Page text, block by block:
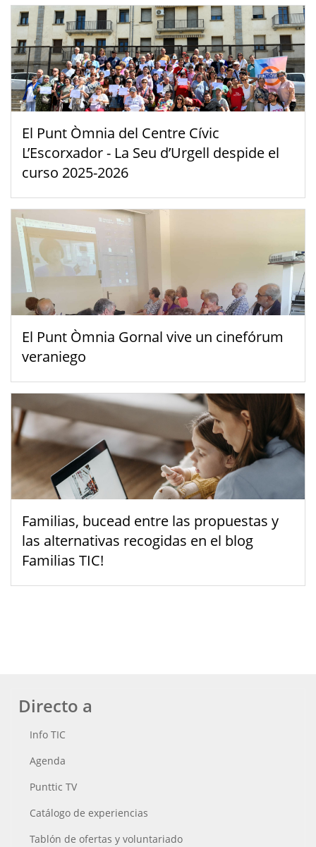
El Punt Òmnia del Centre Cívic
L’Escorxador - La Seu d’Urgell despide el
curso 2025-2026
El Punt Òmnia Gornal vive un cinefórum
veraniego
Familias, bucead entre las propuestas y
las alternativas recogidas en el blog
Familias TIC!
Directo a
Info TIC
Agenda
Punttic TV
Catálogo de experiencias
Tablón de ofertas y voluntariado